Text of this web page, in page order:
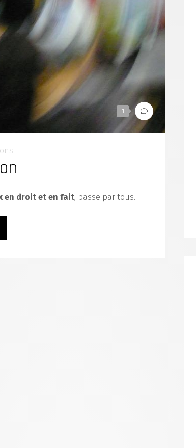
1
en droit et en fait, passe par tous.